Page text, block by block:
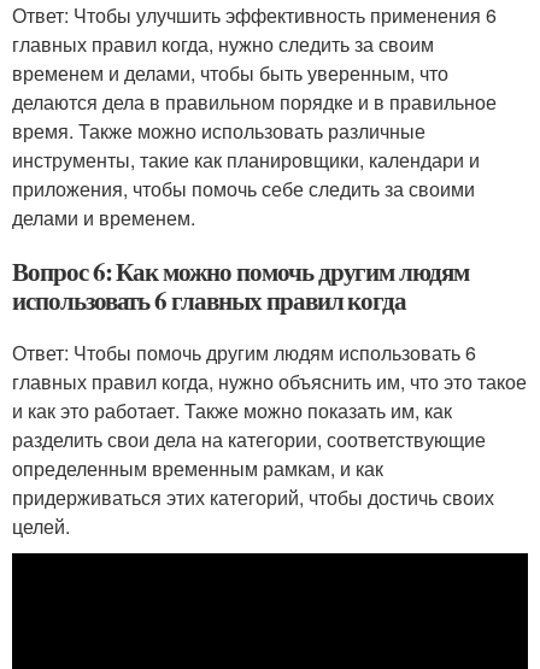
Ответ: Чтобы улучшить эффективность применения 6
главных правил когда, нужно следить за своим
временем и делами, чтобы быть уверенным, что
делаются дела в правильном порядке и в правильное
время. Также можно использовать различные
инструменты, такие как планировщики, календари и
приложения, чтобы помочь себе следить за своими
делами и временем.
Вопрос 6: Как можно помочь другим людям
использовать 6 главных правил когда
Ответ: Чтобы помочь другим людям использовать 6
главных правил когда, нужно объяснить им, что это такое
и как это работает. Также можно показать им, как
разделить свои дела на категории, соответствующие
определенным временным рамкам, и как
придерживаться этих категорий, чтобы достичь своих
целей.